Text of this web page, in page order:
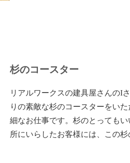
杉のコースター
リアルワークスの建具屋さんのI
りの素敵な杉のコースターをい
細なお仕事です。杉のとっても
所にいらしたお客様には、この